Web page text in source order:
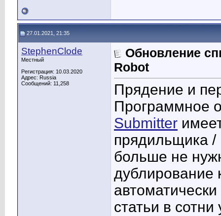
27.01.2021, 21:35
StephenClode
Местный
Регистрация: 10.03.2020
Адрес: Russia
Сообщений: 11,258
Обновление
Robot
Прядение и
Программное
Submitter
прядильщика /
больше не
дублирование
статьи в